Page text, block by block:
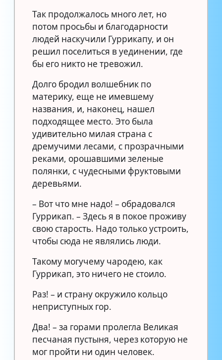
Так продолжалось много лет, но
потом просьбы и благодарности
людей наскучили Гуррикапу, и он
решил поселиться в уединении, где
бы его никто не тревожил.
Долго бродил волшебник по
материку, еще не имевшему
названия, и, наконец, нашел
подходящее место. Это была
удивительно милая страна с
дремучими лесами, с прозрачными
реками, орошавшими зеленые
полянки, с чудесными фруктовыми
деревьями.
– Вот что мне надо! – обрадовался
Гуррикап. – Здесь я в покое проживу
свою старость. Надо только устроить,
чтобы сюда не являлись люди.
Такому могучему чародею, как
Гуррикап, это ничего не стоило.
Раз! – и страну окружило кольцо
неприступных гор.
Два! – за горами пролегла Великая
песчаная пустыня, через которую не
мог пройти ни один человек.